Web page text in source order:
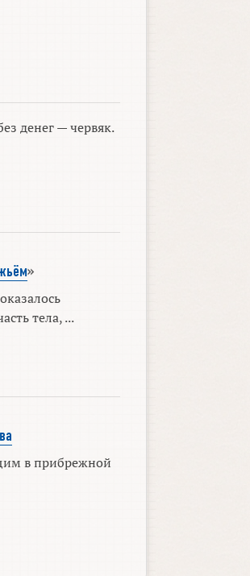
денег — червяк.
»
тела, ...
в прибрежной